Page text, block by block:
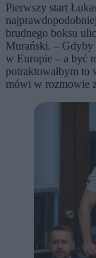
Pierwszy start
brudnego boksu
Murański. – Gdyby
w Europie – a być
potraktowałbym to
mówi w rozmowie